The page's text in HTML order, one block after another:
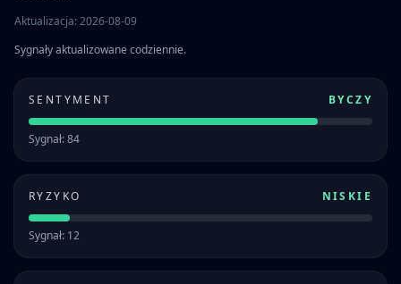
Aktualizacja: 2026-08-09
Sygnały aktualizowane codziennie.
SENTYMENT BYCZY
Sygnał: 84
RYZYKO NISKIE
Sygnał: 12